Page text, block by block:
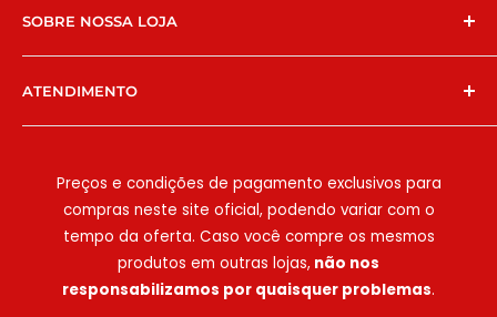
SOBRE NOSSA LOJA
Chegamos no e-commerce para facilitar ainda
mais a vida dos nossos clientes! Temos lojas físicas
em São Paulo naEstrada do Campo Limpo, 6427
possibilitamos que comércios e clientes
encontrem as melhores embalagens e
descartáveis, sempre com qualidade e ótimo
custo-benefício. Atendemos deliveries,
ATENDIMENTO
WhatsApp:(11) 94786-9571ou(11) 99588-0222
E-mail: [email protected]
Seg-Sex:08:00h às 18:00h
08:00h às 15:00h
Domingo e feriados: não há atendimento
Preços e condições de pagamento exclusivos para
compras neste site oficial, podendo variar com o
tempo da oferta. Caso você compre os mesmos
produtos em outras lojas, não nos
responsabilizamos por quaisquer problemas.